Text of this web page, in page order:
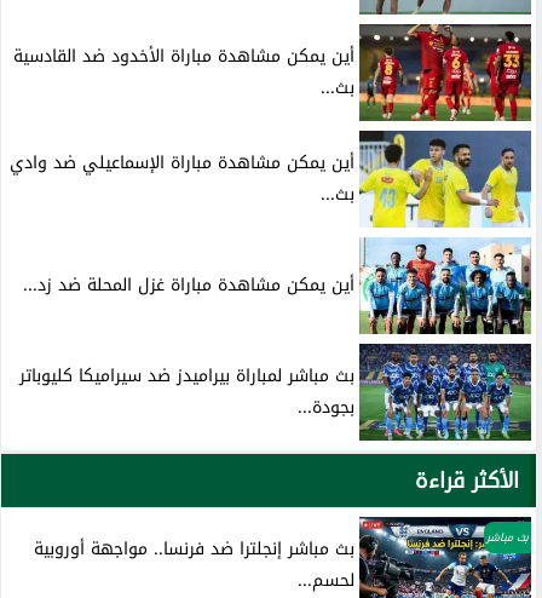
أين يمكن مشاهدة مباراة الأخدود ضد القادسية
بث...
أين يمكن مشاهدة مباراة الإسماعيلي ضد وادي
بث...
أين يمكن مشاهدة مباراة غزل المحلة ضد زد...
بث مباشر لمباراة بيراميدز ضد سيراميكا كليوباتر
بجودة...
الأكثر قراءة
بث مباشر
بث مباشر إنجلترا ضد فرنسا.. مواجهة أوروبية
لحسم...